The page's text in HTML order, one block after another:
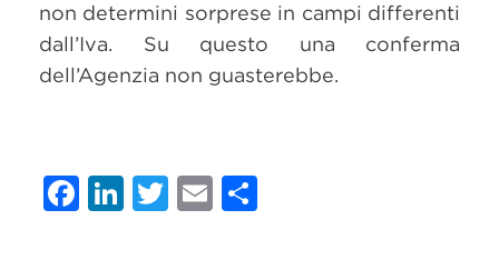
non determini sorprese in campi differenti
dall’Iva. Su questo una conferma
dell’Agenzia non guasterebbe.
Facebook
LinkedIn
Twitter
Email